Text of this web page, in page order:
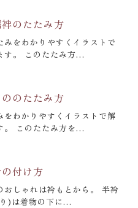
のたたみ方
みをわかりやすくイラストで
す。 このたたみ方…
ののたたみ方
をわかりやすくイラストで解
。 このたたみ方を…
付け方
おしゃれは衿もとから。 半衿
)は着物の下に…